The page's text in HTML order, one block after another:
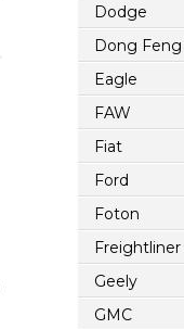
Dodge
Dong Feng
Eagle
FAW
Fiat
Ford
Foton
Freightliner
Geely
GMC